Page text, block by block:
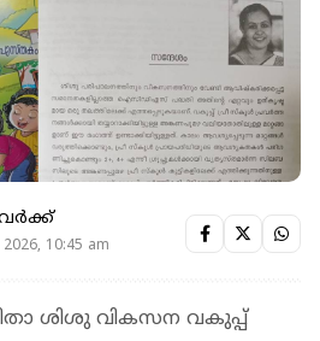
10:45 am
ശിശു വികസന വകുപ്പ്